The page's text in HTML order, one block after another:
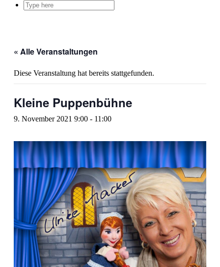
« Alle Veranstaltungen
Diese Veranstaltung hat bereits stattgefunden.
Kleine Puppenbühne
9. November 2021 9:00 - 11:00